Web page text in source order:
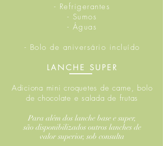
- Refrigerantes
- Sumos
- Águas
- Bolo de aniversário incluído
LANCHE SUPER
Adiciona mini croquetes de carne, bolo
de chocolate e salada de frutas
Para além dos lanche base e super,
são disponibilizados outros lanches de
valor superior, sob consulta